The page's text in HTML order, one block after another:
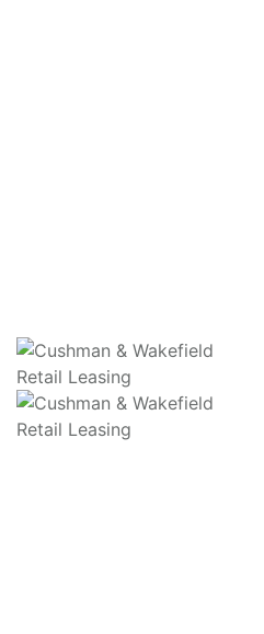
Citypark
Hradební, 1, Regiony,
Současné
TYP
Obchodní centrum
VÝSTAVBA
2008
H&M, C&A, Reserved, New